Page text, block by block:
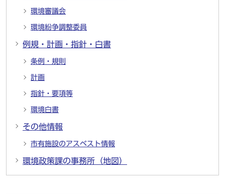
環境審議会
環境紛争調整委員
例規・計画・指針・白書
条例・規則
計画
指針・要項等
環境白書
その他情報
市有施設のアスベスト情報
環境政策課の事務所（地図）